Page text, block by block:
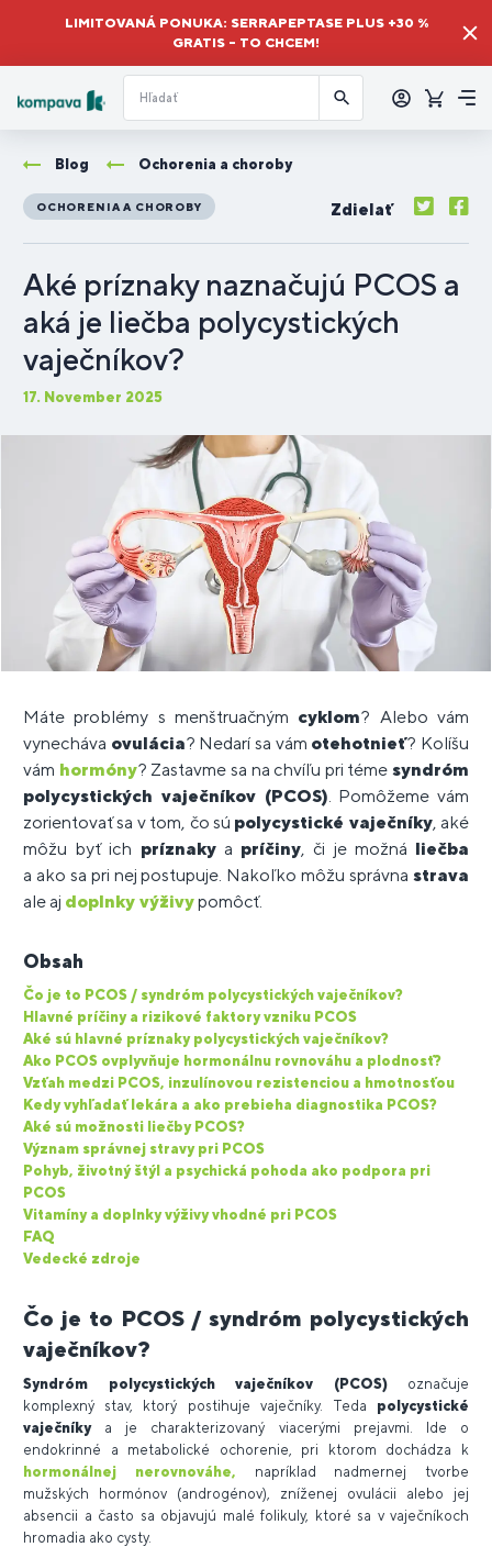
LIMITOVANÁ PONUKA: SERRAPEPTASE PLUS +30 %
GRATIS – TO CHCEM!
sa
Košík
Blog Ochorenia a choroby
OCHORENIA A CHOROBY Zdielať
Aké príznaky naznačujú PCOS a
aká je liečba polycystických
vaječníkov?
17. November 2025
Máte problémy s menštruačným cyklom? Alebo vám
vynecháva ovulácia? Nedarí sa vám otehotnieť? Kolíšu
vám hormóny? Zastavme sa na chvíľu pri téme syndróm
polycystických vaječníkov (PCOS) . Pomôžeme vám
zorientovať sa v tom, čo sú polycystické vaječníky, aké
môžu byť ich príznakya príčiny, či je možná liečba
a ako sa pri nej postupuje. Nakoľko môžu správna strava
ale aj doplnky výživypomôcť.
Obsah
Čo je to PCOS / syndróm polycystických vaječníkov?
Hlavné príčiny a rizikové faktory vzniku PCOS
Aké sú hlavné príznaky polycystických vaječníkov?
Ako PCOS ovplyvňuje hormonálnu rovnováhu a plodnosť?
Vzťah medzi PCOS, inzulínovou rezistenciou a hmotnosťou
Kedy vyhľadať lekára a ako prebieha diagnostika PCOS?
Aké sú možnosti liečby PCOS?
Význam správnej stravy pri PCOS
Pohyb, životný štýl a psychická pohoda ako podpora pri
PCOS
Vitamíny a doplnky výživy vhodné pri PCOS
FAQ
Vedecké zdroje
Čo je to PCOS / syndróm polycystických
vaječníkov?
Syndróm polycystických vaječníkov (PCOS)označuje
komplexný stav, ktorý postihuje vaječníky. Teda polycystické
vaječníkya je charakterizovaný viacerými prejavmi. Ide o
endokrinné a metabolické ochorenie, pri ktorom dochádza k
hormonálnej nerovnováhe, napríklad nadmernej tvorbe
mužských hormónov (androgénov), zníženej ovulácii alebo jej
absencii a často sa objavujú malé folikuly, ktoré sa v vaječníkoch
hromadia ako cysty.